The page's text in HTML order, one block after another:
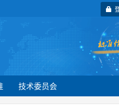
技术委员会